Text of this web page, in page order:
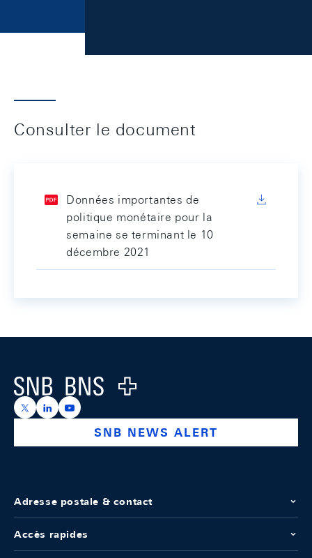
Consulter le document
Données importantes de
politique monétaire pour la
semaine se terminant le 10
décembre 2021
Logo
https://x.com/snb_bns
https://ch.linkedin.com/company/swiss-national-
https://www.youtube.com/@swissnationalbank
SNB NEWS ALERT
Adresse postale & contact
Accès rapides